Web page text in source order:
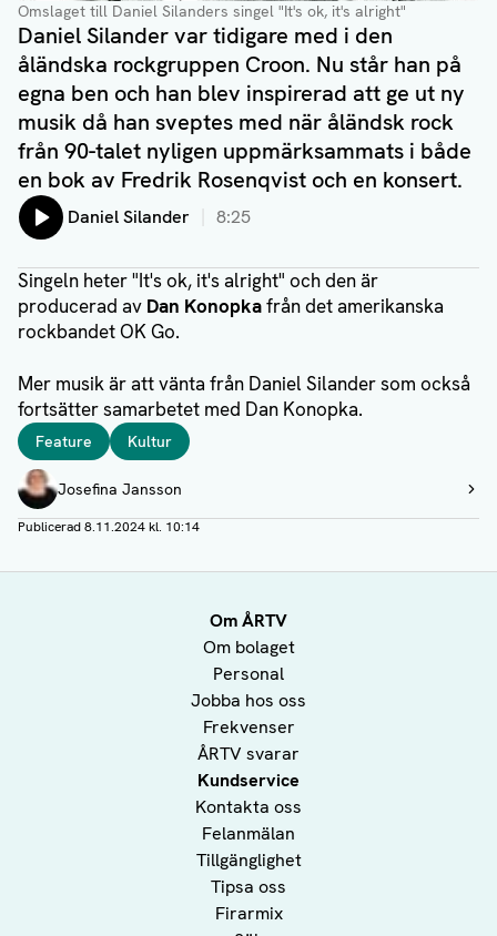
Omslaget till Daniel Silanders singel "It's ok, it's alright"
Daniel Silander var tidigare med i den
åländska rockgruppen Croon. Nu står han på
egna ben och han blev inspirerad att ge ut ny
musik då han sveptes med när åländsk rock
från 90-talet nyligen uppmärksammats i både
en bok av Fredrik Rosenqvist och en konsert.
Lyssna på:
Daniel Silander 8:25
Singeln heter "It's ok, it's alright" och den är
producerad av Dan Konopkafrån det amerikanska
rockbandet OK Go.
Mer musik är att vänta från Daniel Silander som också
fortsätter samarbetet med Dan Konopka.
Taggar
Feature Kultur
Författare
Josefina Jansson
Visa profil
Publicerad8.11.2024 kl. 10:14
Om ÅRTV
Om bolaget
Personal
Jobba hos oss
Frekvenser
ÅRTV svarar
Kundservice
Kontakta oss
Felanmälan
Tillgänglighet
Tipsa oss
Firarmix